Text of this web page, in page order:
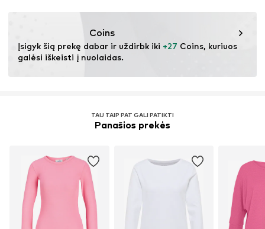
Coins
Įsigyk šią prekę dabar ir uždirbk iki +27 Coins, kuriuos
galėsi iškeisti į nuolaidas.
TAU TAIP PAT GALI PATIKTI
Panašios prekės